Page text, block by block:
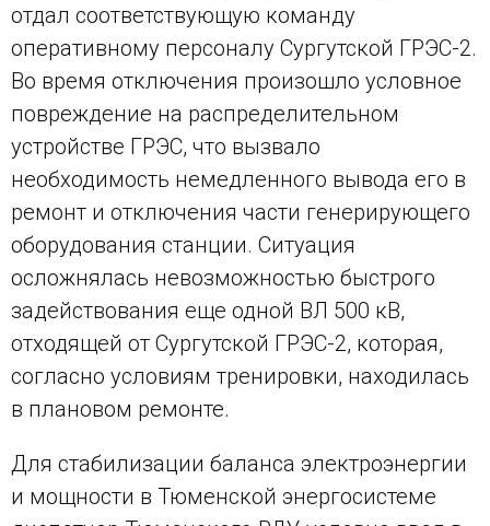
отдал соответствующую команду
оперативному персоналу Сургутской ГРЭС-2.
Во время отключения произошло условное
повреждение на распределительном
устройстве ГРЭС, что вызвало
необходимость немедленного вывода его в
ремонт и отключения части генерирующего
оборудования станции. Ситуация
осложнялась невозможностью быстрого
задействования еще одной ВЛ 500 кВ,
отходящей от Сургутской ГРЭС-2, которая,
согласно условиям тренировки, находилась
в плановом ремонте.
Для стабилизации баланса электроэнергии
и мощности в Тюменской энергосистеме